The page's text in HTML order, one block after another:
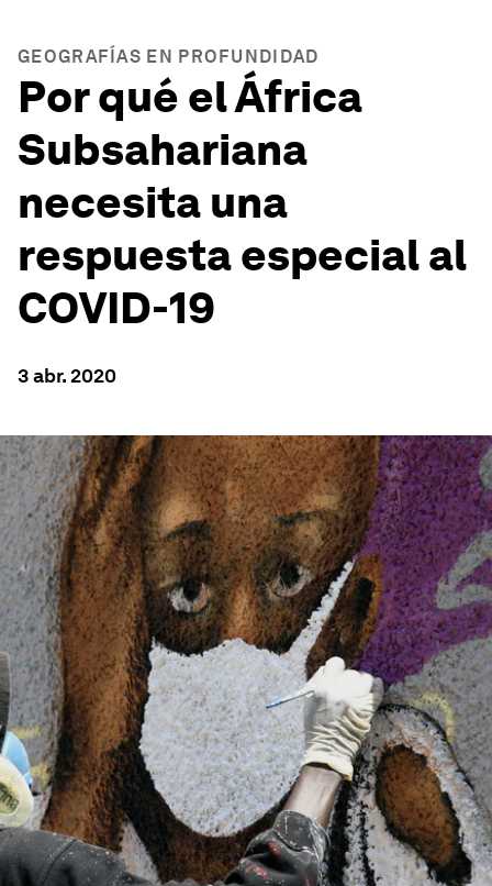
GEOGRAFÍAS EN PROFUNDIDAD
Por qué el África
Subsahariana
necesita una
respuesta especial al
COVID-19
3 abr. 2020